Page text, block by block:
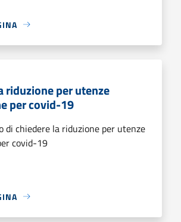
riduzione per utenze
per covid-19
di chiedere la riduzione per utenze
covid-19